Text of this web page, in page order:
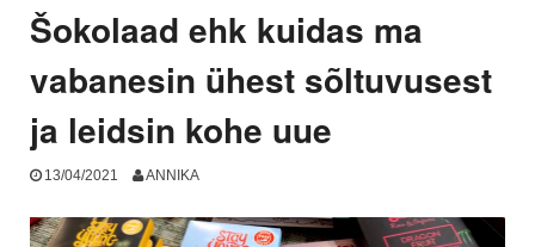
vastused.
Šokolaad ehk kuidas ma
vabanesin ühest sõltuvusest
ja leidsin kohe uue
13/04/2021 ANNIKA